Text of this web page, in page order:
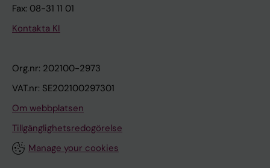
Fax: 08-31 11 01
Kontakta KI
Org.nr: 202100-2973
VAT.nr: SE202100297301
Om webbplatsen
Tillgänglighetsredogörelse
Manage your cookies